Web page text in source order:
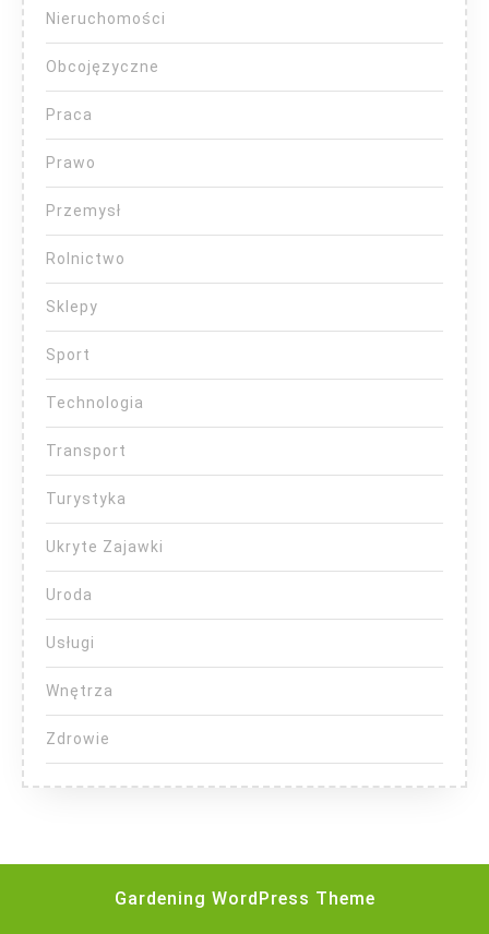
Nieruchomości
Obcojęzyczne
Praca
Prawo
Przemysł
Rolnictwo
Sklepy
Sport
Technologia
Transport
Turystyka
Ukryte Zajawki
Uroda
Usługi
Wnętrza
Zdrowie
Gardening WordPress Theme